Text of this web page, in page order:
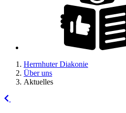
Herrnhuter Diakonie
Über uns
Aktuelles